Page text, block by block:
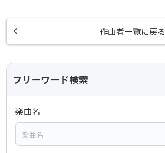
作曲者一覧に戻る
フリーワード検索
楽曲名